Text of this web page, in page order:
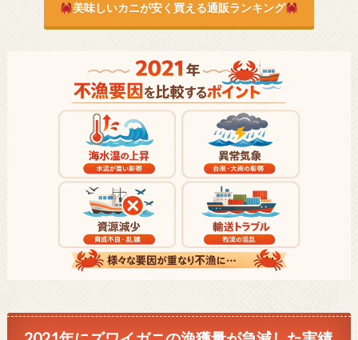
美味しいカニが安く買える通販ランキング